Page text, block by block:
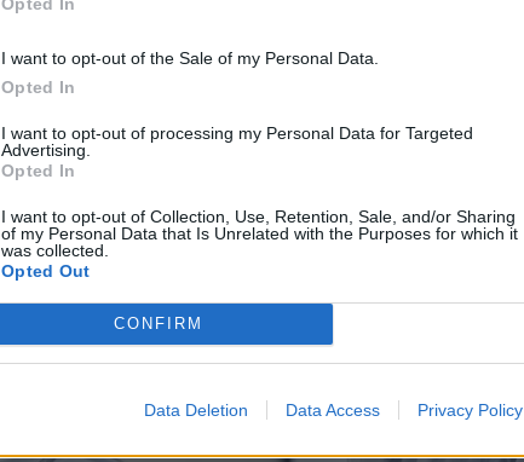
I want to opt-out of the Sale of my Personal Data.
Opted In
I want to opt-out of processing my Personal Data for Targeted
Advertising.
Opted In
I want to opt-out of Collection, Use, Retention, Sale, and/or Sharing
of my Personal Data that Is Unrelated with the Purposes for which it
was collected.
Opted Out
CONFIRM
Data Deletion Data Access Privacy Policy